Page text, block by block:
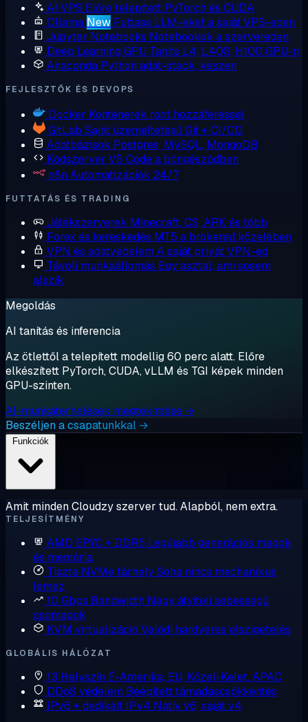
AI VPS Előre telepített PyTorch és CUDA
Ollama New Futtass LLM-eket a saját VPS-eden
Jupyter Notebooks Notebookok a szervereden
Deep Learning GPU Taníts L4, L40S, H100 GPU-n
Anaconda Python adat-stack, készen
FEJLESZTŐK ÉS DEVOPS
Docker Konténerek root hozzáféréssel
GitLab Saját üzemeltetésű Git + CI/CD
Adatbázisok Postgres, MySQL, MongoDB
Kódszerver VS Code a böngésződben
n8n Automatizációk 24/7
FUTTATÁS ÉS TRADING
Játékszerverek Minecraft, CS, ARK és több
Forex és kereskedés MT5 a brókered közelében
VPN és adatvédelem A saját privát VPN-ed
Távoli munkaállomás Egy asztal, ami sosem
alszik
Megoldás
AI tanítás és inferencia
Az ötlettől a telepített modellig 60 perc alatt. Előre
elkészített PyTorch, CUDA, vLLM és TGI képek minden
GPU-szinten.
AI-munkaterhelések megtekintése →
Beszéljen a csapatunkkal →
Amit minden Cloudzy szerver tud. Alapból, nem extra.
TELJESÍTMÉNY
AMD EPYC + DDR5 Legújabb generációs magok
és memória
Tiszta NVMe tárhelySoha nincs mechanikus
lemez
10 Gbps Bandwidth Nagy átviteli sebességű
csomagok
KVM virtualizáció Valódi hardveres elszigetelés
GLOBÁLIS HÁLÓZAT
13 Helyszín É-Amerika, EU, Közel-Kelet, APAC
DDoS védelem Beépített támadáscsökkentés
IPv6 + dedikált IPv4 Natív v6, saját v4